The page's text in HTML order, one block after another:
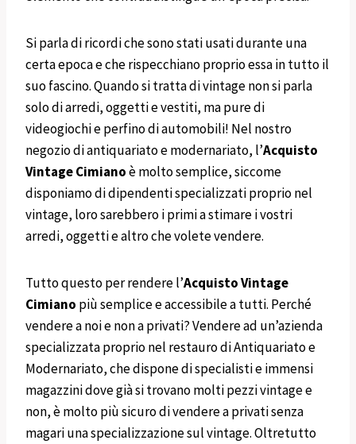
Si parla di ricordi che sono stati usati durante una
certa epoca e che rispecchiano proprio essa in tutto il
suo fascino. Quando si tratta di vintage non si parla
solo di arredi, oggetti e vestiti, ma pure di
videogiochi e perfino di automobili! Nel nostro
negozio di antiquariato e modernariato, l’Acquisto
VintageCimianoè molto semplice, siccome
disponiamo di dipendenti specializzati proprio nel
vintage, loro sarebbero i primi a stimare i vostri
arredi, oggetti e altro che volete vendere.
Tutto questo per rendere l’Acquisto Vintage
Cimiano più semplice e accessibile a tutti. Perché
vendere a noi e non a privati? Vendere ad un’azienda
specializzata proprio nel restauro di Antiquariato e
Modernariato, che dispone di specialisti e immensi
magazzini dove già si trovano molti pezzi vintage e
non, è molto più sicuro di vendere a privati senza
magari una specializzazione sul vintage. Oltretutto